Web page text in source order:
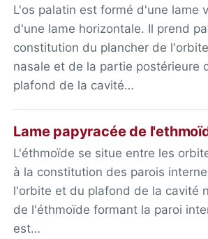
L'os palatin est formé d'une lame
d'une lame horizontale. Il prend
constitution du plancher de
nasale et de la partie postérieure
plafond de la cavité…
Lame papyracée de
L'éthmoïde se situe entre les
à la constitution des parois
l'orbite et du plafond de la cavité
de l'éthmoïde formant la paroi
est…